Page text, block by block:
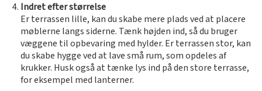
Indret efter størrelse
Er terrassen lille, kan du skabe mere plads ved at placere
møblerne langs siderne. Tænk højden ind, så du bruger
væggene til opbevaring med hylder. Er terrassen stor, kan
du skabe hygge ved at lave små rum, som opdeles af
krukker. Husk også at tænke lys ind på den store terrasse,
for eksempel med lanterner.